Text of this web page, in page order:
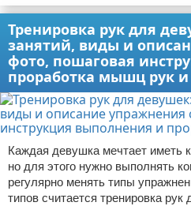
Тренировка рук для
занятий, виды и
фото, пошаговая
проработка мышц рук и
Каждая девушка мечтает иметь
но для этого нужно выполнять
регулярно менять типы
типов считается тренировка